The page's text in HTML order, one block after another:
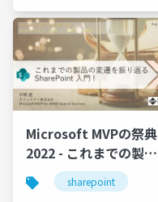
SharePoint
Microsoft MVPの祭典
2022 - これまでの製品
の変遷を振り返る
SharePoint 入門 !
sharepoint